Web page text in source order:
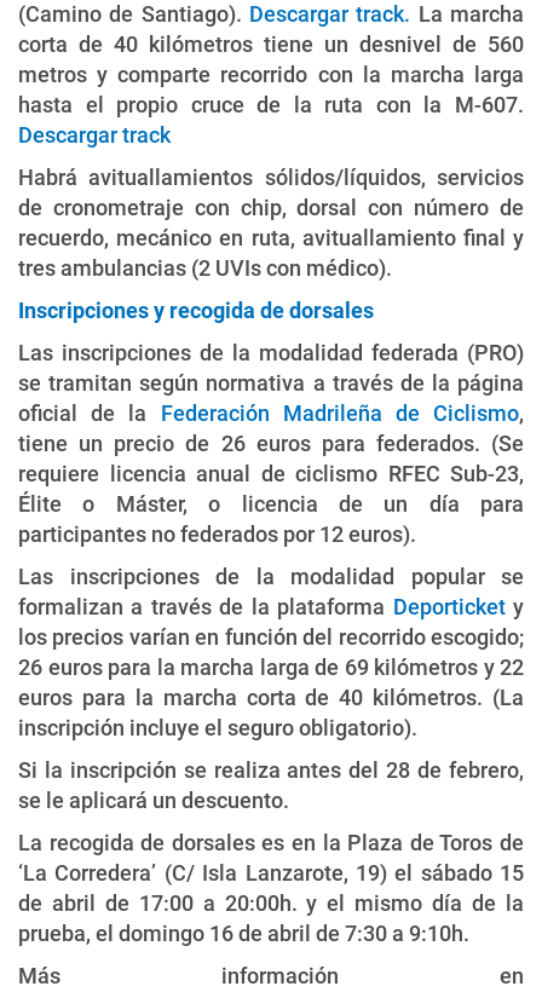
(Camino de Santiago). Descargar track. La marcha
corta de 40 kilómetros tiene un desnivel de 560
metros y comparte recorrido con la marcha larga
hasta el propio cruce de la ruta con la M-607.
Descargar track
Habrá avituallamientos sólidos/líquidos, servicios
de cronometraje con chip, dorsal con número de
recuerdo, mecánico en ruta, avituallamiento final y
tres ambulancias (2 UVIs con médico).
Inscripciones y recogida de dorsales
Las inscripciones de la modalidad federada (PRO)
se tramitan según normativa a través de la página
oficial de la Federación Madrileña de Ciclismo,
tiene un precio de 26 euros para federados. (Se
requiere licencia anual de ciclismo RFEC Sub-23,
Élite o Máster, o licencia de un día para
participantes no federados por 12 euros).
Las inscripciones de la modalidad popular se
formalizan a través de la plataforma Deportickety
los precios varían en función del recorrido escogido;
26 euros para la marcha larga de 69 kilómetros y 22
euros para la marcha corta de 40 kilómetros. (La
inscripción incluye el seguro obligatorio).
Si la inscripción se realiza antes del 28 de febrero,
se le aplicará un descuento.
La recogida de dorsales es en la Plaza de Toros de
‘La Corredera’ (C/ Isla Lanzarote, 19) el sábado 15
de abril de 17:00 a 20:00h. y el mismo día de la
prueba, el domingo 16 de abril de 7:30 a 9:10h.
Más información en